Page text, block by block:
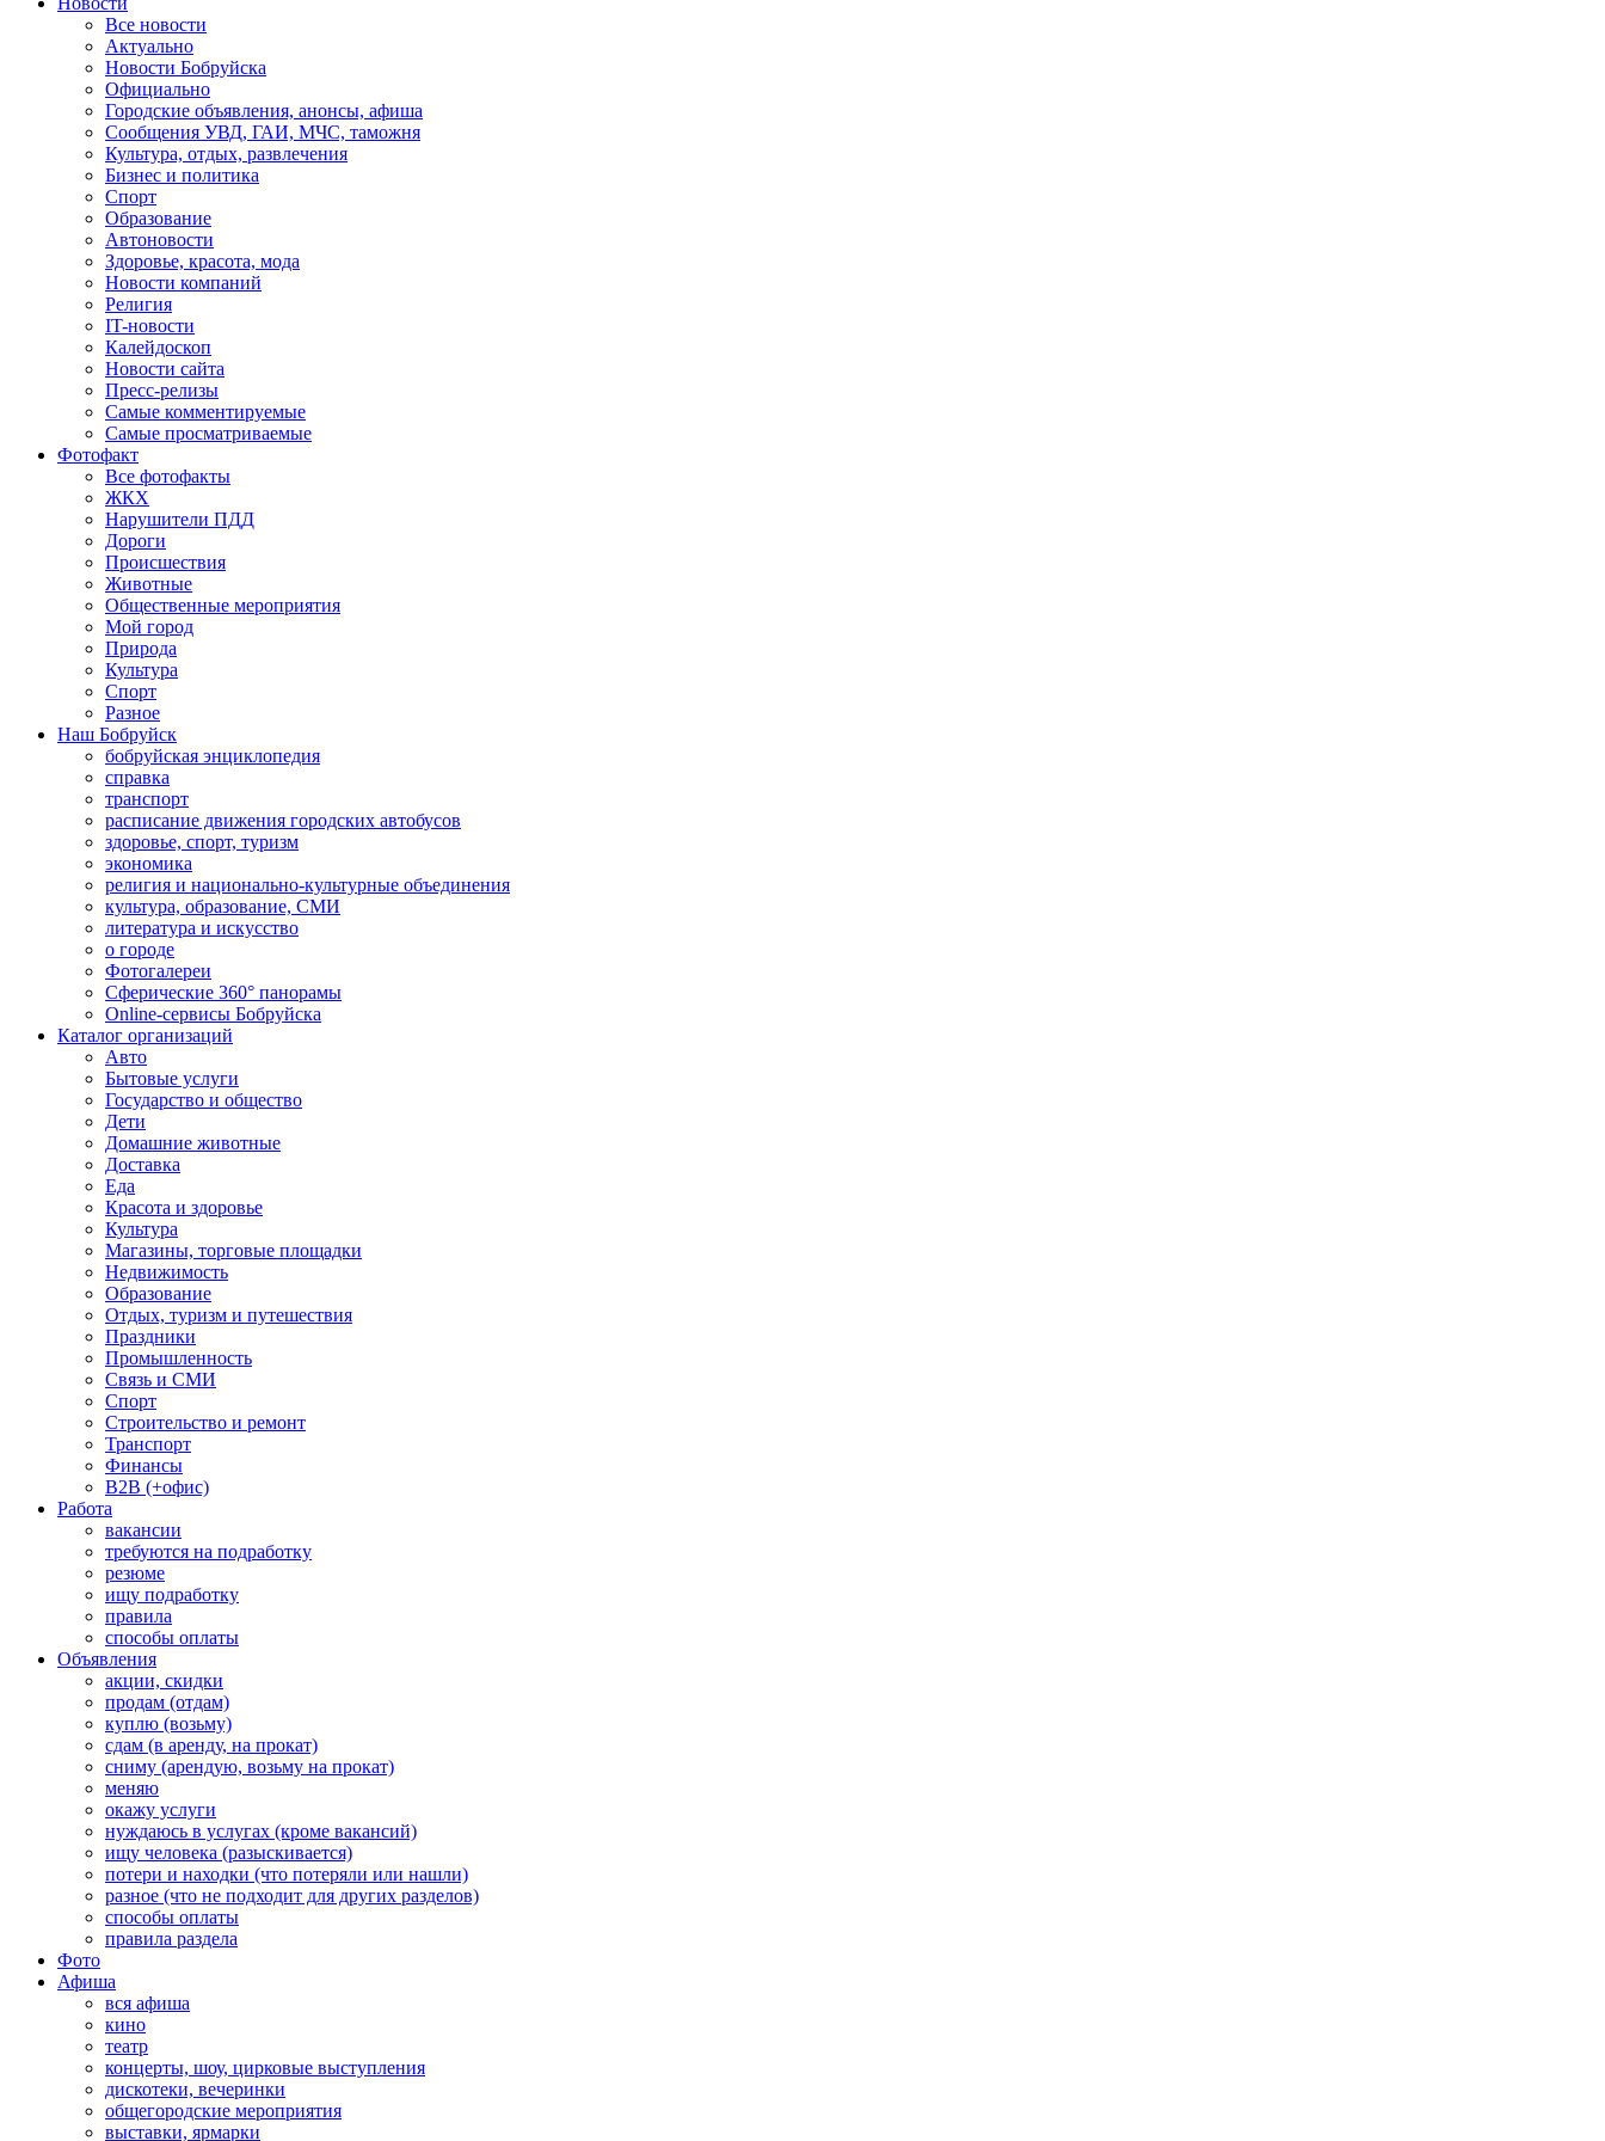
Все новости
Актуально
Новости Бобруйска
Официально
Городские объявления, анонсы, афиша
Сообщения УВД, ГАИ, МЧС, таможня
Культура, отдых, развлечения
Бизнес и политика
Спорт
Образование
Автоновости
Здоровье, красота, мода
Новости компаний
Религия
IT-новости
Калейдоскоп
Новости сайта
Пресс-релизы
Самые комментируемые
Самые просматриваемые
Фотофакт
Все фотофакты
ЖКХ
Нарушители ПДД
Дороги
Происшествия
Животные
Общественные мероприятия
Мой город
Природа
Культура
Спорт
Разное
Наш Бобруйск
бобруйская энциклопедия
справка
транспорт
расписание движения городских автобусов
здоровье, спорт, туризм
экономика
религия и национально-культурные объединения
культура, образование, СМИ
литература и искусство
о городе
Фотогалереи
Сферические 360° панорамы
Online-сервисы Бобруйска
Каталог организаций
Авто
Бытовые услуги
Государство и общество
Дети
Домашние животные
Доставка
Еда
Красота и здоровье
Культура
Магазины, торговые площадки
Недвижимость
Образование
Отдых, туризм и путешествия
Праздники
Промышленность
Связь и СМИ
Спорт
Строительство и ремонт
Транспорт
Финансы
B2B (+офис)
Работа
вакансии
требуются на подработку
резюме
ищу подработку
правила
способы оплаты
Объявления
акции, скидки
продам (отдам)
куплю (возьму)
сдам (в аренду, на прокат)
сниму (арендую, возьму на прокат)
меняю
окажу услуги
нуждаюсь в услугах (кроме вакансий)
ищу человека (разыскивается)
потери и находки (что потеряли или нашли)
разное (что не подходит для других разделов)
способы оплаты
правила раздела
Фото
Афиша
вся афиша
кино
театр
концерты, шоу, цирковые выступления
дискотеки, вечеринки
общегородские мероприятия
выставки, ярмарки